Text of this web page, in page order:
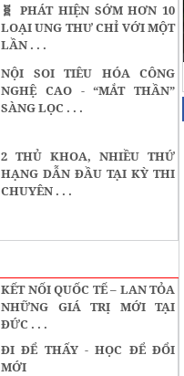
🧬 PHÁT HIỆN SỚM HƠN 10
LOẠI UNG THƯ CHỈ VỚI MỘT
LẦN . . .
NỘI SOI TIÊU HÓA CÔNG
NGHỆ CAO - “MẮT THẦN”
SÀNG LỌC . . .
2 THỦ KHOA, NHIỀU THỨ
HẠNG DẪN ĐẦU TẠI KỲ THI
CHUYÊN . . .
KẾT NỐI QUỐC TẾ – LAN TỎA
NHỮNG GIÁ TRỊ MỚI TẠI
ĐỨC . . .
ĐI ĐỂ THẤY - HỌC ĐỂ ĐỔI
MỚI